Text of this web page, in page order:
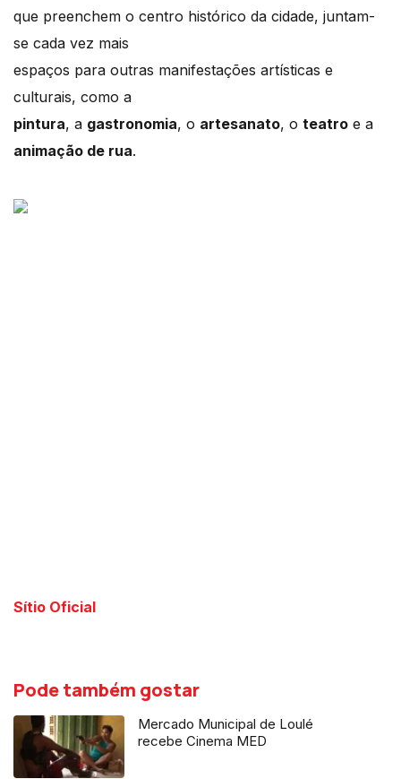
que preenchem o centro histórico da cidade, juntam-
se cada vez mais
espaços para outras manifestações artísticas e
culturais, como a
pintura, a gastronomia, o artesanato, o teatro e a
animação de rua.
Sítio Oficial
Pode também gostar
Mercado Municipal de Loulé
recebe Cinema MED